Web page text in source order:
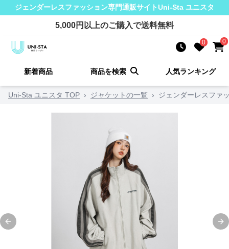
ジェンダーレスファッション専門通販サイトUni-Sta ユニスタ
5,000円以上のご購入で送料無料
0 0
新着商品 商品を検索 人気ランキング
Uni-Sta ユニスタ TOP › ジャケットの一覧 › ジェンダーレスファ
Previous slide